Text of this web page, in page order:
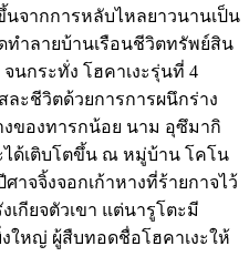
นจากการหลับไหลยาวนานเป็น
ทำลายบ้านเรือนชีวิตทรัพย์สิน
นกระทั่ง โฮคาเงะรุ่นที่ 4
ะชีวิตด้วยการการผนึกร่าง
งของทารกน้อย นาม อุซึมากิ
ได้เติบโตขึ้น ณ หมู่บ้าน โคโน
าจจิ้งจอกเก้าหางที่ร้ายกาจไว้
กียจตัวเขา แต่นารูโตะมี
ใหญ่ ผู้สืบทอดชื่อโฮคาเงะให้